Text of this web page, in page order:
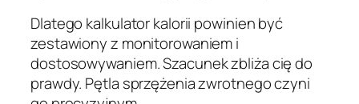
Dlatego kalkulator kalorii powinien być
zestawiony z monitorowaniem i
dostosowywaniem. Szacunek zbliża cię do
prawdy. Pętla sprzężenia zwrotnego czyni